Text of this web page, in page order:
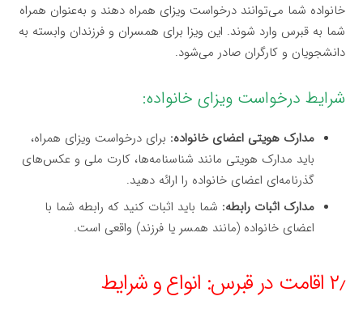
خانواده شما می‌توانند درخواست ویزای همراه دهند و به‌عنوان همراه
شما به قبرس وارد شوند. این ویزا برای همسران و فرزندان وابسته به
دانشجویان و کارگران صادر می‌شود.
شرایط درخواست ویزای خانواده:
مدارک هویتی اعضای خانواده: برای درخواست ویزای همراه،
باید مدارک هویتی مانند شناسنامه‌ها، کارت ملی و عکس‌های
گذرنامه‌ای اعضای خانواده را ارائه دهید.
مدارک اثبات رابطه: شما باید اثبات کنید که رابطه شما با
اعضای خانواده (مانند همسر یا فرزند) واقعی است.
۲٫ اقامت در قبرس: انواع و شرایط